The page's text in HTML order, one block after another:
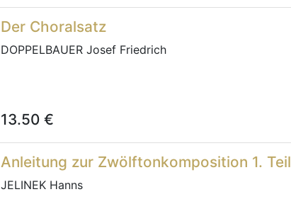
Der Choralsatz
DOPPELBAUER Josef Friedrich
13.50 €
Anleitung zur Zwölftonkomposition 1. Teil
JELINEK Hanns